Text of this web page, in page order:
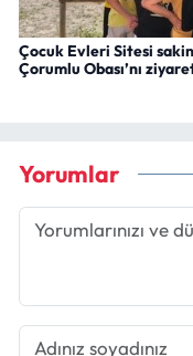
Çocuk Evleri Sitesi
Çorumlu Obası’nı
Yorumlar